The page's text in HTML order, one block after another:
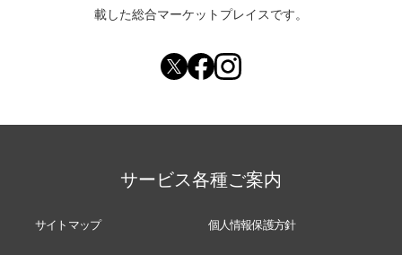
載した総合マーケットプレイスです。
サービス各種ご案内
サイトマップ 個人情報保護方針